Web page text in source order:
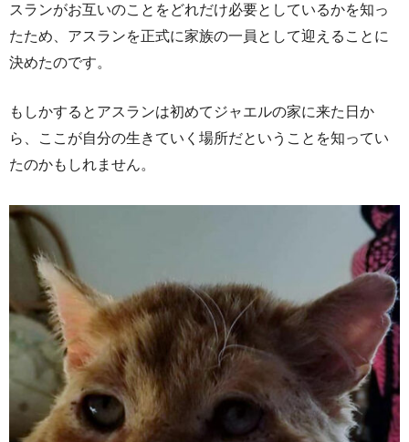
スランがお互いのことをどれだけ必要としているかを知っ
たため、アスランを正式に家族の一員として迎えることに
決めたのです。
もしかするとアスランは初めてジャエルの家に来た日か
ら、ここが自分の生きていく場所だということを知ってい
たのかもしれません。